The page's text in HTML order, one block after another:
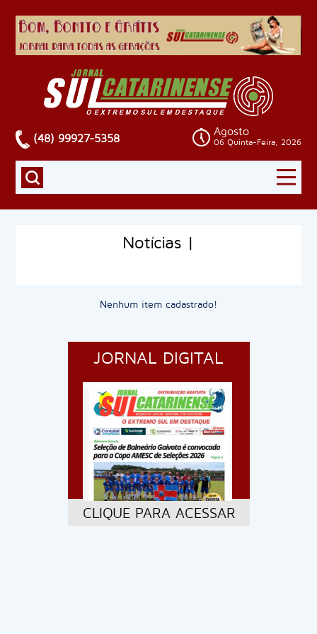
(48) 99927-5358
Agosto
06 Quinta-Feira, 2026
Notícias |
Nenhum item cadastrado!
JORNAL DIGITAL
CLIQUE PARA ACESSAR